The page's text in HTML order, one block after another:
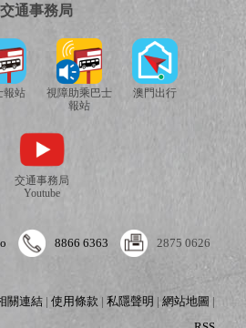
通事務局
報站
視障助乘巴士
報站
澳門出行
交通事務局
Youtube
8866 6363 2875 0626
關連結 |使用條款 |私隱聲明 |網站地圖 |